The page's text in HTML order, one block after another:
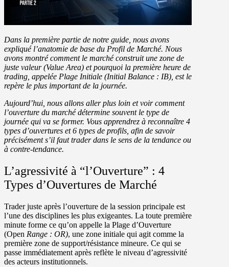
Dans la première partie de notre guide, nous avons
expliqué l’anatomie de base du Profil de Marché. Nous
avons montré comment le marché construit une zone de
juste valeur (Value Area) et pourquoi la première heure de
trading, appelée Plage Initiale (Initial Balance : IB), est le
repère le plus important de la journée.
Aujourd’hui, nous allons aller plus loin et voircomment
l’ouverture du marché détermine souvent le type de
journée qui va se former. Vous apprendrez à reconnaître 4
types d’ouvertures et 6 types de profils , afin de savoir
précisément s’il faut trader dans le sens de la tendance ou
à contre-tendance.
L’agressivité à “l’Ouverture” : 4
Types d’Ouvertures de Marché
Trader juste après l’ouverture de la session principale est
l’une des disciplines les plus exigeantes. La toute première
minute forme ce qu’on appelle la Plage d’Ouverture
(Open Range : OR), une zone initiale qui agit comme la
première zone de support/résistance mineure. Ce qui se
passe immédiatement après reflète le niveau d’agressivité
des acteurs institutionnels.